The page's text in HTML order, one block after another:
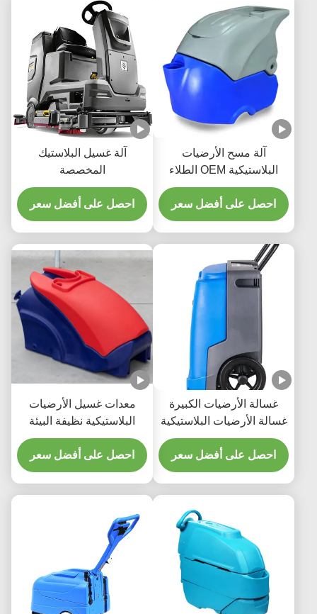
آلة مسح الأرضيات
البلاستيكية OEM الطلاء
الدوار الطلاء الألومنيوم طلاء
غسالة الأرضية
احصل على أفضل سعر
آلة غسيل البلاستيك
المخصصة
احصل على أفضل سعر
غسالة الأرضيات الكبيرة
غسالة الأرضيات البلاستيكية
مخصصة
احصل على أفضل سعر
معدات غسيل الأرضيات
البلاستيكية نظيفة البيئة
احصل على أفضل سعر